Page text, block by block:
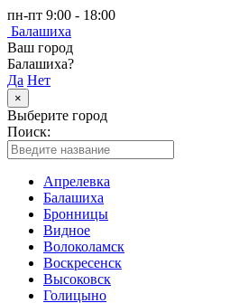
пн-пт 9:00 - 18:00
Балашиха
Ваш город
Балашиха?
Да Нет
×
Выберите город
Поиск:
Апрелевка
Балашиха
Бронницы
Видное
Волоколамск
Воскресенск
Высоковск
Голицыно